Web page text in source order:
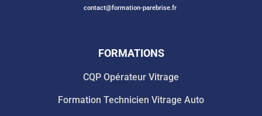
contact@formation-parebrise.fr
FORMATIONS
CQP Opérateur Vitrage
Formation Technicien Vitrage Auto